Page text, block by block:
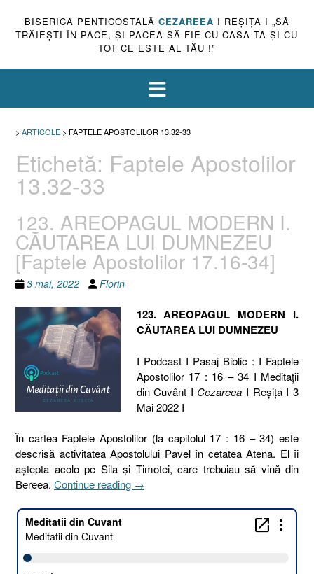
BISERICA PENTICOSTALĂ CEZAREEA I REŞIŢA I „SĂ
TRĂIEŞTI ÎN PACE, ŞI PACEA SĂ FIE CU CASA TA ŞI CU
TOT CE ESTE AL TĂU !”
> ARTICOLE > FAPTELE APOSTOLILOR 13.32-33
Etichetă: Faptele Apostolilor
13.32-33
123. AREOPAGUL MODERN I.
CĂUTAREA LUI DUMNEZEU
[Faptele Apostolilor 17.16-34]
3 mai, 2022 Florin
123. AREOPAGUL MODERN I.
CĂUTAREA LUI DUMNEZEU
I Podcast I Pasaj Biblic : I Faptele
Apostolilor 17 : 16 – 34 I Meditaţii
din Cuvânt I Cezareea I Reşiţa I 3
Mai 2022 I
În cartea Faptele Apostolilor (la capitolul 17 : 16 – 34) este
descrisă activitatea Apostolului Pavel în cetatea Atena. El îi
aştepta acolo pe Sila şi Timotei, care trebuiau să vină din
Bereea. Continue reading „123.
MODERN
→